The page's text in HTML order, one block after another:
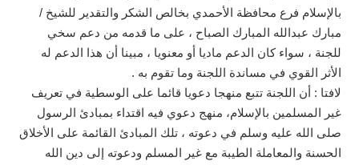
بالإسلام فرع محافظة الأحمدي بخالص الشكر والتقدير للشيخ /
مبارك عبدالله المبارك الصباح ، على ما قدمه من دعم سخي
للجنة ، سواء كان الدعم ماديا أو معنويا ، مبينا أن هذا الدعم له
الأثر القوي في مساندة اللجنة وما تقوم به .
لافتا : أن اللجنة تتبع منهجا دعويا قائما على الوسطية في تعريف
غير المسلمين بالإسلام، منهج دعوي فيه اقتداء بمبادئ الرسول
صلى الله عليه وسلم في دعوته ، تلك المبادئ القائمة على الأخلاق
الحسنة والمعاملة الطيبة مع غير المسلم ودعوته إلى دين الله